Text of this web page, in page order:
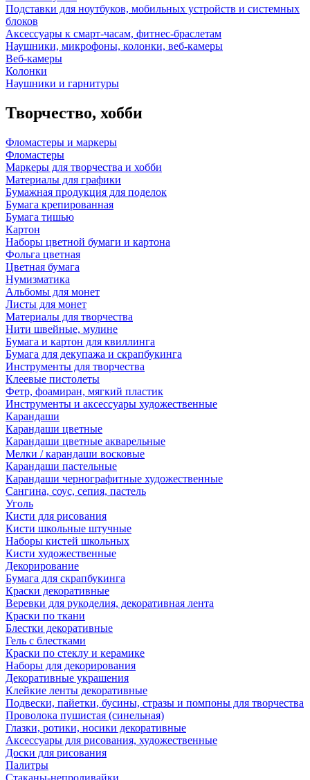
Подставки для ноутбуков, мобильных устройств и системных
блоков
Аксессуары к смарт-часам, фитнес-браслетам
Наушники, микрофоны, колонки, веб-камеры
Веб-камеры
Колонки
Наушники и гарнитуры
Творчество, хобби
Фломастеры и маркеры
Фломастеры
Маркеры для творчества и хобби
Материалы для графики
Бумажная продукция для поделок
Бумага крепированная
Бумага тишью
Картон
Наборы цветной бумаги и картона
Фольга цветная
Цветная бумага
Нумизматика
Альбомы для монет
Листы для монет
Материалы для творчества
Нити швейные, мулине
Бумага и картон для квиллинга
Бумага для декупажа и скрапбукинга
Инструменты для творчества
Клеевые пистолеты
Фетр, фоамиран, мягкий пластик
Инструменты и аксессуары художественные
Карандаши
Карандаши цветные
Карандаши цветные акварельные
Мелки / карандаши восковые
Карандаши пастельные
Карандаши чернографитные художественные
Сангина, соус, сепия, пастель
Уголь
Кисти для рисования
Кисти школьные штучные
Наборы кистей школьных
Кисти художественные
Декорирование
Бумага для скрапбукинга
Краски декоративные
Веревки для рукоделия, декоративная лента
Краски по ткани
Блестки декоративные
Гель с блестками
Краски по стеклу и керамике
Наборы для декорирования
Декоративные украшения
Клейкие ленты декоративные
Подвески, пайетки, бусины, стразы и помпоны для творчества
Проволока пушистая (синельная)
Глазки, ротики, носики декоративные
Аксессуары для рисования, художественные
Доски для рисования
Палитры
Стаканы-непроливайки